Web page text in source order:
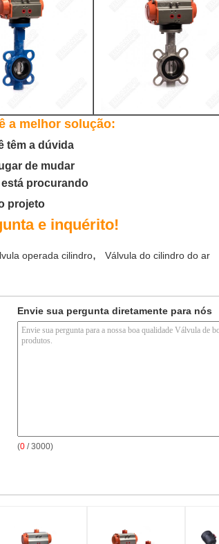
a melhor solução:
têm a dúvida
de mudar
procurando
projeto
e inquérito!
operada cilindro, Válvula do cilindro do ar
Envie sua pergunta diretamente para nós
(0 / 3000)